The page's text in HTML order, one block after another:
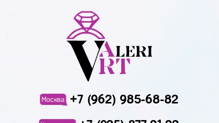
Москва +7 (962) 985-68-82